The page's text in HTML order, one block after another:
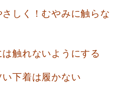
さしく！むやみに触らな
は触れないようにする
い下着は履かない